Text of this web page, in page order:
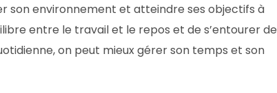
son environnement et atteindre ses objectifs à
entre le travail et le repos et de s’entourer
on peut mieux gérer son temps et son